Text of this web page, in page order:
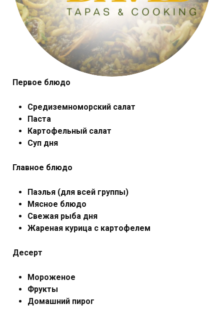
Первое блюдо
Средиземноморский салат
Паста
Картофельный салат
Суп дня
Главное блюдо
Паэлья (для всей группы)
Мясное блюдо
Свежая рыба дня
Жареная курица с картофелем
Десерт
Мороженое
Фрукты
Домашний пирог